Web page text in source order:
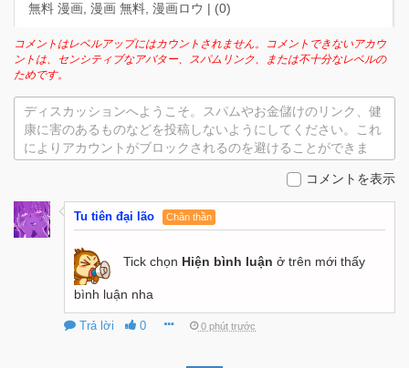
無料 漫画, 漫画 無料, 漫画ロウ | (0)
コメントはレベルアップにはカウントされません。コメントできないアカウ
ントは、センシティブなアバター、スパムリンク、または不十分なレベルの
ためです。
ディスカッションへようこそ。スパムやお金儲けのリンク、健
康に害のあるものなどを投稿しないようにしてください。これ
によりアカウントがブロックされるのを避けることができま
コメントを表示
Tu tiên đại lão Chân thần
Tick chọn Hiện bình luận ở trên mới thấy
bình luận nha
Trả lời 0 0 phút trước